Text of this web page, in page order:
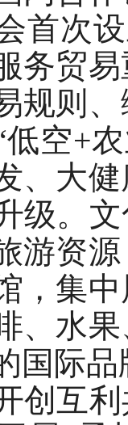
首次
务贸
规则
空+
、大
级。
游资
，集
、水
国际品
互利